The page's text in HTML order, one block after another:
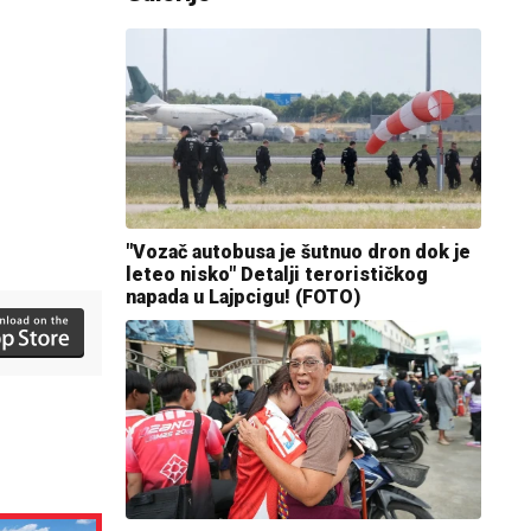
"Vozač autobusa je šutnuo dron dok je
leteo nisko" Detalji terorističkog
napada u Lajpcigu! (FOTO)